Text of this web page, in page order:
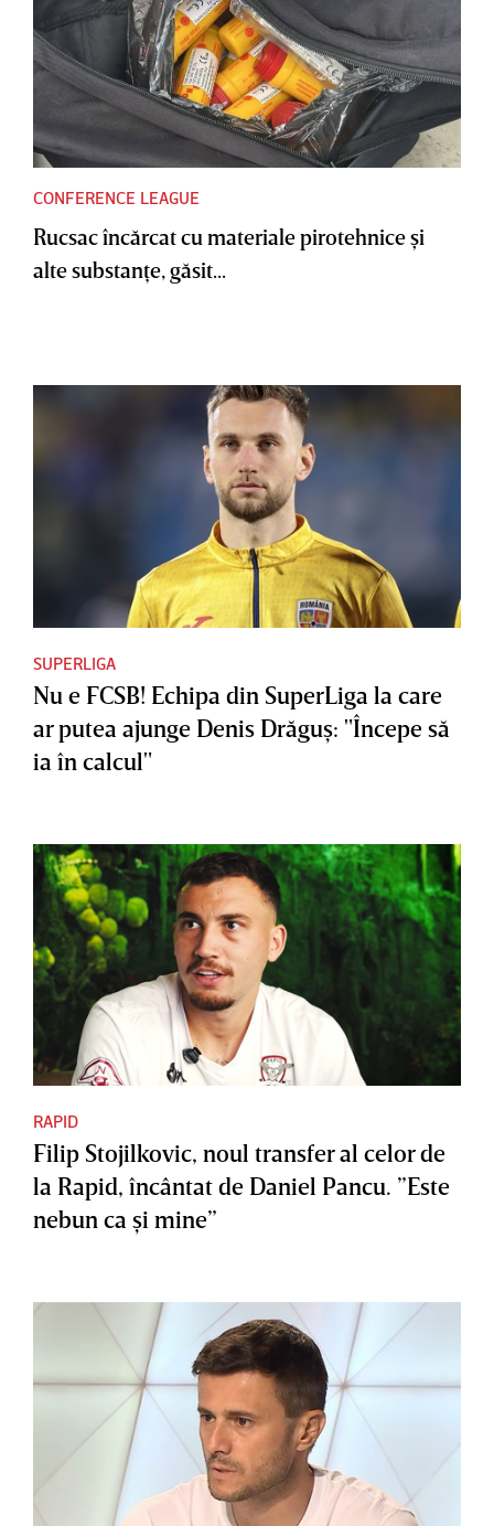
CONFERENCE LEAGUE
Rucsac încărcat cu materiale pirotehnice şi
alte substanţe, găsit...
SUPERLIGA
Nu e FCSB! Echipa din SuperLiga la care
ar putea ajunge Denis Drăguş: "Începe să
ia în calcul"
RAPID
Filip Stojilkovic, noul transfer al celor de
la Rapid, încântat de Daniel Pancu. ”Este
nebun ca şi mine”